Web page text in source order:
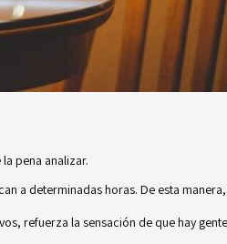
la pena analizar.
a determinadas horas. De esta
refuerza la sensación de que hay